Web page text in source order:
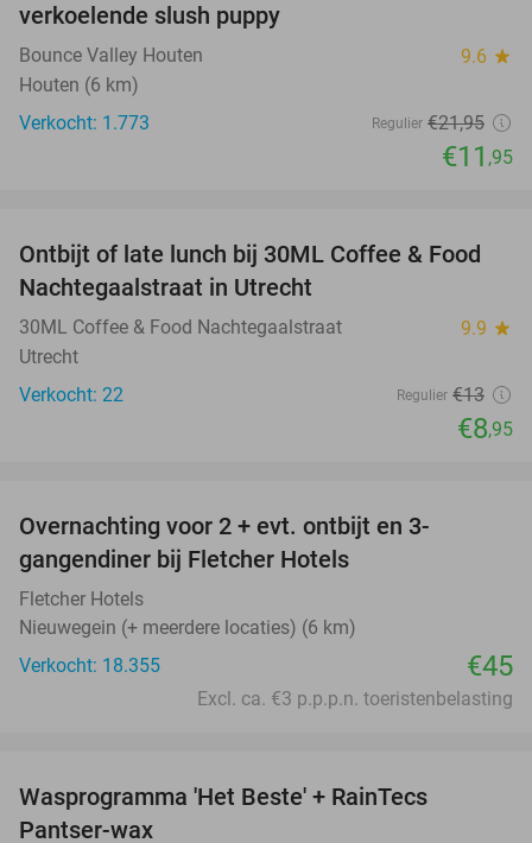
verkoelende slush puppy
Bounce Valley Houten 9.6 star
Houten (6 km)
Verkocht: 1.773
Regulier €21,95
€11 ,95
31%
Ontbijt of late lunch bij 30ML Coffee & Food
Nachtegaalstraat in Utrecht
30ML Coffee & Food Nachtegaalstraat 9.9 star
Utrecht
Verkocht: 22
Regulier €13
€8,95
Overnachting voor 2 + evt. ontbijt en 3-
gangendiner bij Fletcher Hotels
Fletcher Hotels
Nieuwegein (+ meerdere locaties) (6 km)
Verkocht: 18.355
€45
Excl. ca. €3 p.p.p.n. toeristenbelasting
Wasprogramma 'Het Beste' + RainTecs
Pantser-wax